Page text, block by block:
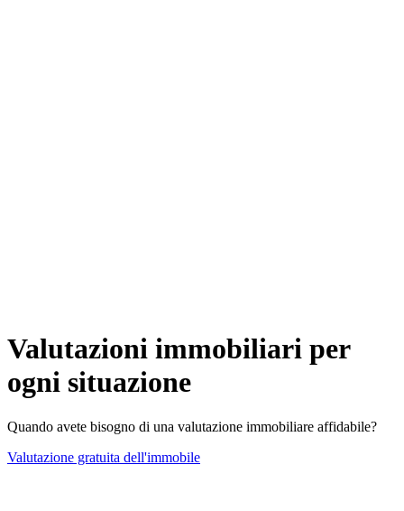
Valutazioni immobiliari per
ogni situazione
Quando avete bisogno di una valutazione immobiliare affidabile?
Valutazione gratuita dell'immobile